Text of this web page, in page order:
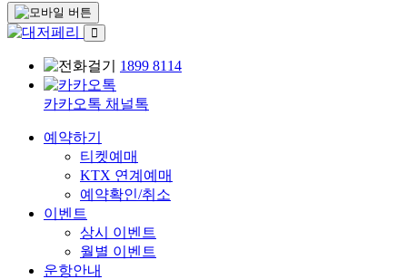
1899 8114
카카오톡 채널톡
예약하기
티켓예매
KTX 연계예매
예약확인/취소
이벤트
상시 이벤트
월별 이벤트
운항안내